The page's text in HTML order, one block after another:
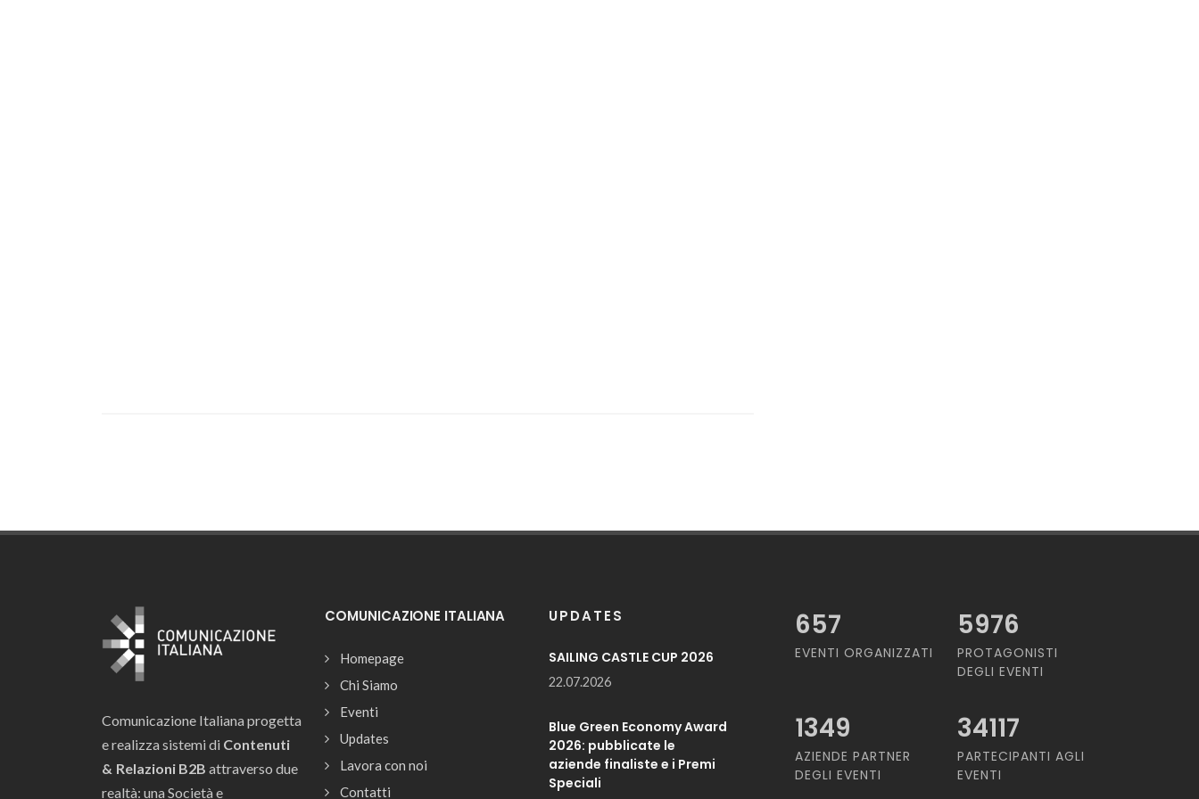
Comunicazione Italiana progetta
e realizza sistemi di Contenuti
& Relazioni B2B attraverso due
realtà: una Società e
COMUNICAZIONE ITALIANA
Homepage
Chi Siamo
Eventi
Updates
Lavora con noi
Contatti
UPDATES
SAILING CASTLE CUP 2026
22.07.2026
Blue Green Economy Award
2026: pubblicate le
aziende finaliste e i Premi
Speciali
657
EVENTI ORGANIZZATI
5976
PROTAGONISTI
DEGLI EVENTI
1349
AZIENDE PARTNER
DEGLI EVENTI
34117
PARTECIPANTI AGLI
EVENTI